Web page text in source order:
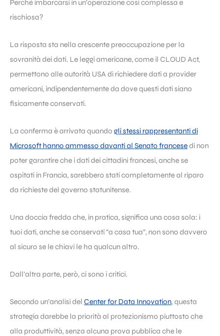
Perché imbarcarsi in un’operazione così complessa e
rischiosa?
La risposta sta nella crescente preoccupazione per la
sovranità dei dati. Le leggi americane, come il CLOUD Act,
permettono alle autorità USA di richiedere dati a provider
americani, indipendentemente da dove questi dati siano
fisicamente conservati.
La conferma è arrivata quando gli stessi rappresentanti di
Microsoft hanno ammesso davanti al Senato francesedi non
poter garantire che i dati dei cittadini francesi, anche se
ospitati in Francia, sarebbero stati completamente al riparo
da richieste del governo statunitense.
Una doccia fredda che, in pratica, significa una cosa sola: i
tuoi dati, anche se conservati “a casa tua”, non sono davvero
al sicuro se le chiavi le ha qualcun altro.
Dall’altra parte, però, ci sono i critici.
Secondo un’analisi del Center for Data Innovation, questa
strategia darebbe la priorità al protezionismo piuttosto che
alla produttività, senza alcuna prova pubblica che le